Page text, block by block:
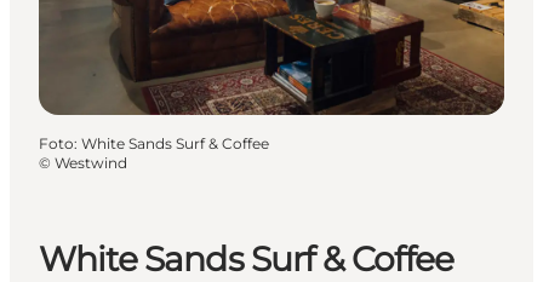
Plane deine Reise
White Sands Surf & Coffee
Foto: White Sands Surf & Coffee
© Westwind